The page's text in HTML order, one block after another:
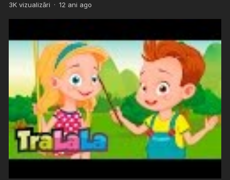
3Kvizualizări · 12 ani ago